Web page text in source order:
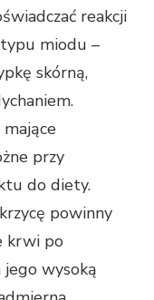
reakcji
miodu –
skórną,
przy
do diety.
powinny
krwi po
wysoką